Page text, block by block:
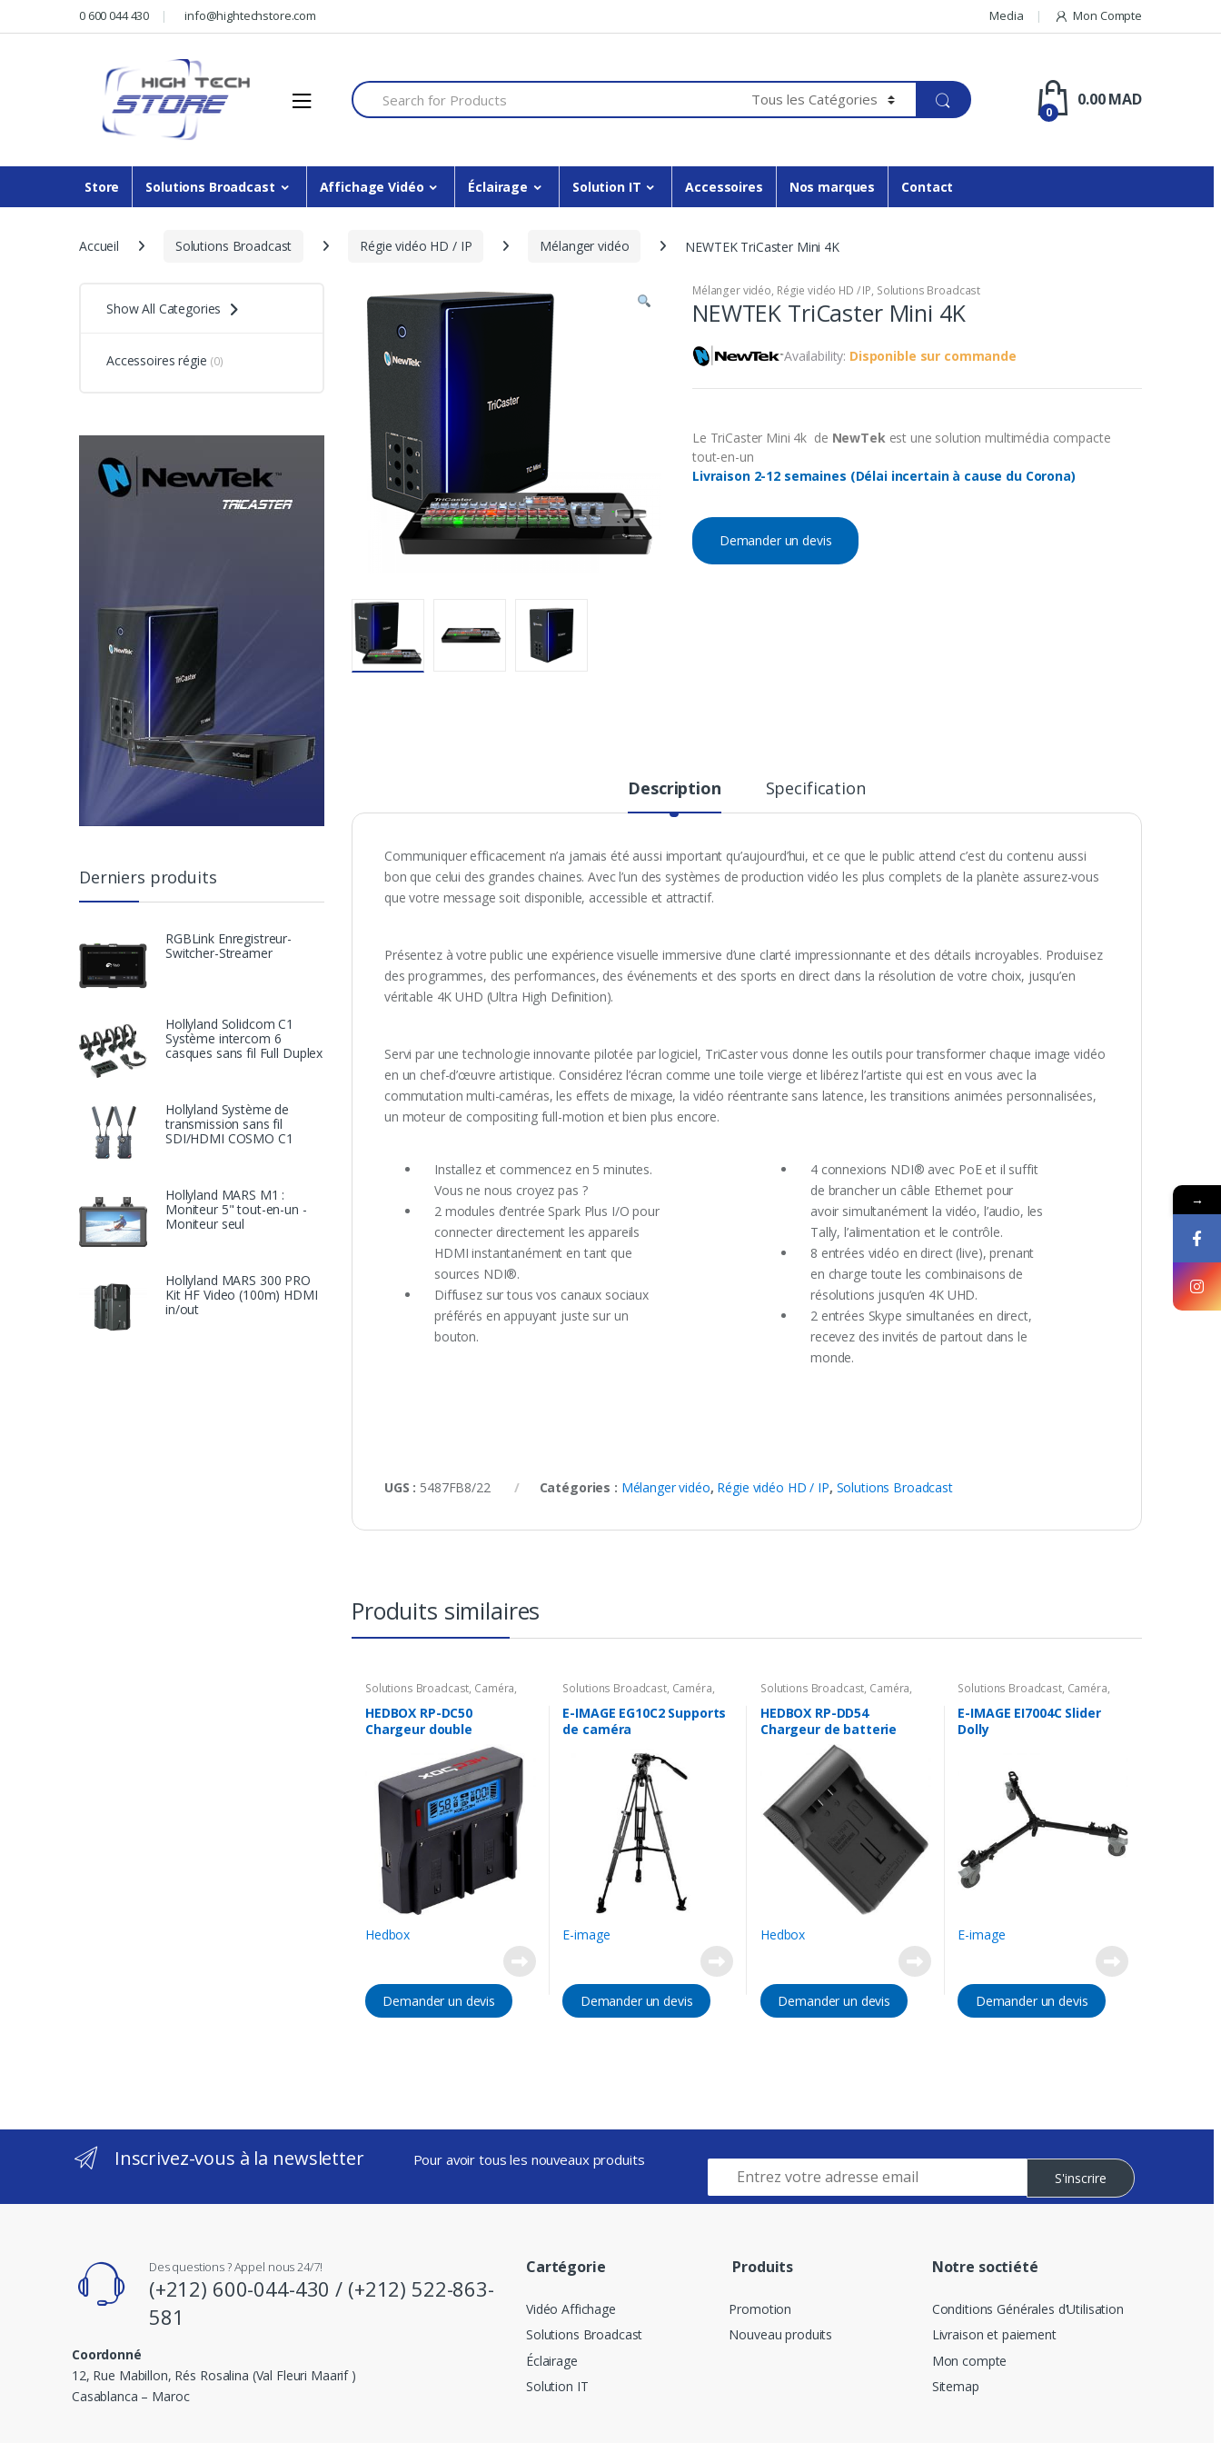
to
to
0 600 044 430 info@hightechstore.com Media Mon Compte
Search for:
0
0.00MAD
Store Solutions Broadcast Affichage Vidéo Éclairage Solution IT Accessoires Nos marques Contact
Accueil Solutions Broadcast Régie vidéo HD / IP Mélanger vidéo NEWTEK TriCaster Mini 4K
Mélanger vidéo, Régie vidéo HD / IP, Solutions Broadcast
NEWTEK TriCaster Mini 4K
Availability: Disponible sur commande
Le TriCaster Mini 4k de NewTekest une solution multimédia compacte
tout-en-un
Livraison 2-12 semaines (Délai incertain à cause du Corona)
Demander un devis
Description Specification
Communiquer efficacement n’a jamais été aussi important qu’aujourd’hui, et ce que le public attend c’est du contenu aussi
bon que celui des grandes chaines. Avec l’un des systèmes de production vidéo les plus complets de la planète assurez-vous
que votre message soit disponible, accessible et attractif.
Présentez à votre public une expérience visuelle immersive d’une clarté impressionnante et des détails incroyables. Produisez
des programmes, des performances, des événements et des sports en direct dans la résolution de votre choix, jusqu’en
véritable 4K UHD (Ultra High Definition).
Servi par une technologie innovante pilotée par logiciel, TriCaster vous donne les outils pour transformer chaque image vidéo
en un chef-d’œuvre artistique. Considérez l’écran comme une toile vierge et libérez l’artiste qui est en vous avec la
commutation multi-caméras, les effets de mixage, la vidéo réentrante sans latence, les transitions animées personnalisées,
un moteur de compositing full-motion et bien plus encore.
Installez et commencez en 5 minutes.
Vous ne nous croyez pas ?
2 modules d’entrée Spark Plus I/O pour
connecter directement les appareils
HDMI instantanément en tant que
sources NDI®.
Diffusez sur tous vos canaux sociaux
préférés en appuyant juste sur un
bouton.
4 connexions NDI® avec PoE et il suffit
de brancher un câble Ethernet pour
avoir simultanément la vidéo, l’audio, les
Tally, l’alimentation et le contrôle.
8 entrées vidéo en direct (live), prenant
en charge toute les combinaisons de
résolutions jusqu’en 4K UHD.
2 entrées Skype simultanées en direct,
recevez des invités de partout dans le
monde.
UGS : 5487FB8/22 Catégories : Mélanger vidéo, Régie vidéo HD / IP, Solutions Broadcast
Produits similaires
Solutions Broadcast, Caméra,
Accessoires Caméra Batterie &
Chargeur
HEDBOX RP-DC50
Chargeur double
Hedbox
Demander un devis
Solutions Broadcast, Caméra,
Accessoires Caméra, Support
E-IMAGE EG10C2 Supports
de caméra
E-image
Demander un devis
Solutions Broadcast, Caméra,
Accessoires Caméra Batterie &
Chargeur
HEDBOX RP-DD54
Chargeur de batterie
Hedbox
Demander un devis
Solutions Broadcast, Caméra,
Accessoires Caméra, Support
E-IMAGE EI7004C Slider
Dolly
E-image
Demander un devis
Show All Categories
Accessoires régie (0)
Derniers produits
RGBLink Enregistreur-
Switcher-Streamer
Hollyland Solidcom C1
Système intercom 6
casques sans fil Full Duplex
Hollyland Système de
transmission sans fil
SDI/HDMI COSMO C1
Hollyland MARS M1 :
Moniteur 5" tout-en-un -
Moniteur seul
Hollyland MARS 300 PRO
Kit HF Video (100m) HDMI
in/out
Inscrivez-vous à la newsletter Pour avoir tous les nouveaux produits
S'inscrire
Des questions ? Appel nous 24/7!
(+212) 600-044-430 / (+212) 522-863-
581
Coordonné
12, Rue Mabillon, Rés Rosalina (Val Fleuri Maarif )
Casablanca – Maroc
Cartégorie
Vidéo Affichage
Solutions Broadcast
Éclairage
Solution IT
Produits
Promotion
Nouveau produits
Notre soctiété
Conditions Générales d’Utilisation
Livraison et paiement
Mon compte
Sitemap
→